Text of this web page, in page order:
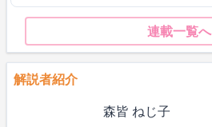
連載一覧へ
解説者紹介
森皆 ねじ子